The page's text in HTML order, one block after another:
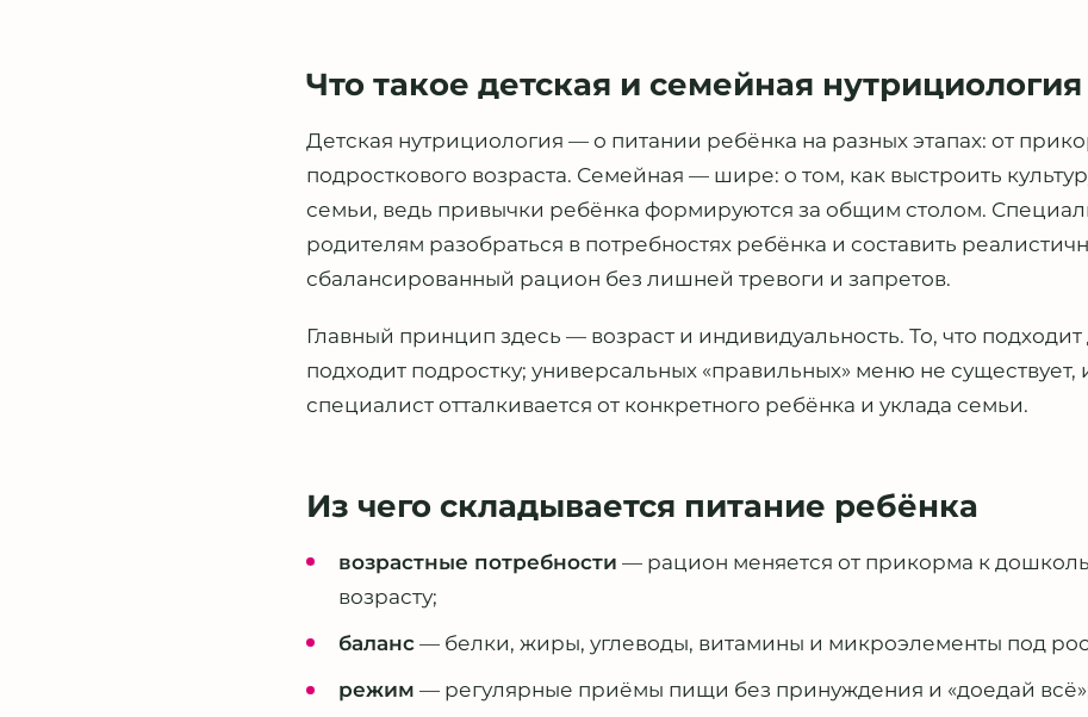
Что такое детская и семейная нутрициология
Детская нутрициология — о питании ребёнка на разных этапах: от
подросткового возраста. Семейная — шире: о том, как выстроить
семьи, ведь привычки ребёнка формируются за общим столом.
родителям разобраться в потребностях ребёнка и составить
сбалансированный рацион без лишней тревоги и запретов.
Главный принцип здесь — возраст и индивидуальность. То, что
подходит подростку; универсальных «правильных» меню не
специалист отталкивается от конкретного ребёнка и уклада семьи.
Из чего складывается питание ребёнка
возрастные потребности — рацион меняется от прикорма к
возрасту;
баланс — белки, жиры, углеводы, витамины и микроэлементы под
режим — регулярные приёмы пищи без принуждения и «доедай